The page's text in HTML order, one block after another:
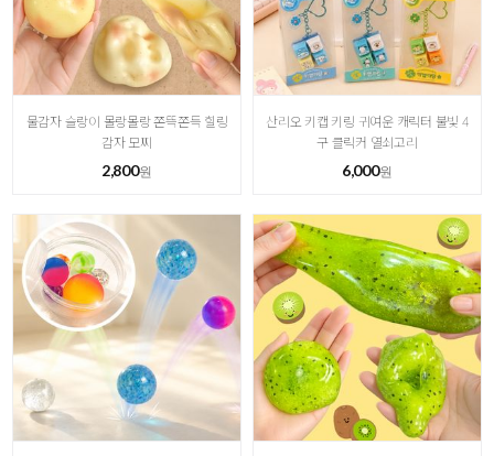
물감자 슬랑이 몰랑몰랑 쫀뜩쫀득 힐링
감자 모찌
2,800원
산리오 키캡 키링 귀여운 캐릭터 불빛 4
구 클릭커 열쇠고리
6,000원